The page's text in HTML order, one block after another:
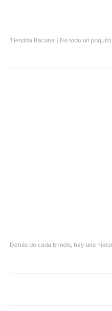
Tiendita Bacana | De todo un
Detrás de cada brindis, hay una